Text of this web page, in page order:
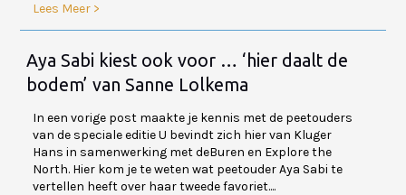
Lees Meer >
Aya Sabi kiest ook voor … ‘hier daalt de
bodem’ van Sanne Lolkema
In een vorige post maakte je kennis met de peetouders
van de speciale editie U bevindt zich hier van Kluger
Hans in samenwerking met deBuren en Explore the
North. Hier kom je te weten wat peetouder Aya Sabi te
vertellen heeft over haar tweede favoriet....